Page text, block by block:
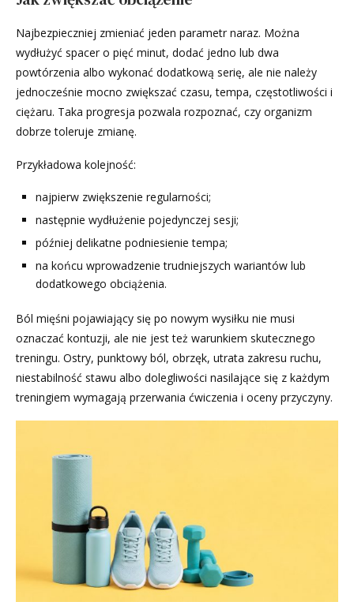
Najbezpieczniej zmieniać jeden parametr naraz. Można
wydłużyć spacer o pięć minut, dodać jedno lub dwa
powtórzenia albo wykonać dodatkową serię, ale nie należy
jednocześnie mocno zwiększać czasu, tempa, częstotliwości i
ciężaru. Taka progresja pozwala rozpoznać, czy organizm
dobrze toleruje zmianę.
Przykładowa kolejność:
najpierw zwiększenie regularności;
następnie wydłużenie pojedynczej sesji;
później delikatne podniesienie tempa;
na końcu wprowadzenie trudniejszych wariantów lub
dodatkowego obciążenia.
Ból mięśni pojawiający się po nowym wysiłku nie musi
oznaczać kontuzji, ale nie jest też warunkiem skutecznego
treningu. Ostry, punktowy ból, obrzęk, utrata zakresu ruchu,
niestabilność stawu albo dolegliwości nasilające się z każdym
treningiem wymagają przerwania ćwiczenia i oceny przyczyny.